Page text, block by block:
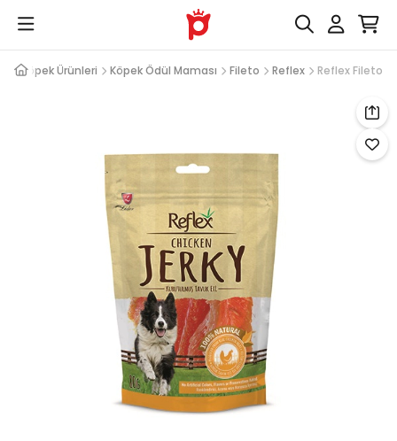
Köpek Ürünleri Köpek Ödül Maması Fileto Reflex Reflex Fileto